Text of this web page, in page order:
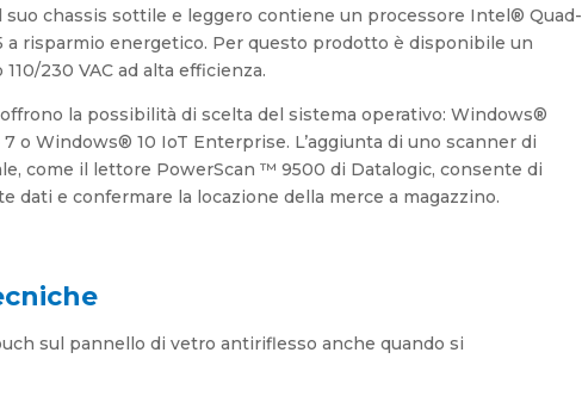
suo chassis sottile e leggero contiene un processore Intel® Quad-
a risparmio energetico. Per questo prodotto è disponibile un
230 VAC ad alta efficienza.
la possibilità di scelta del sistema operativo: Windows®
o Windows® 10 IoT Enterprise. L’aggiunta di uno scanner di
come il lettore PowerScan ™ 9500 di Datalogic, consente di
dati e confermare la locazione della merce a magazzino.
sul pannello di vetro antiriflesso anche quando si